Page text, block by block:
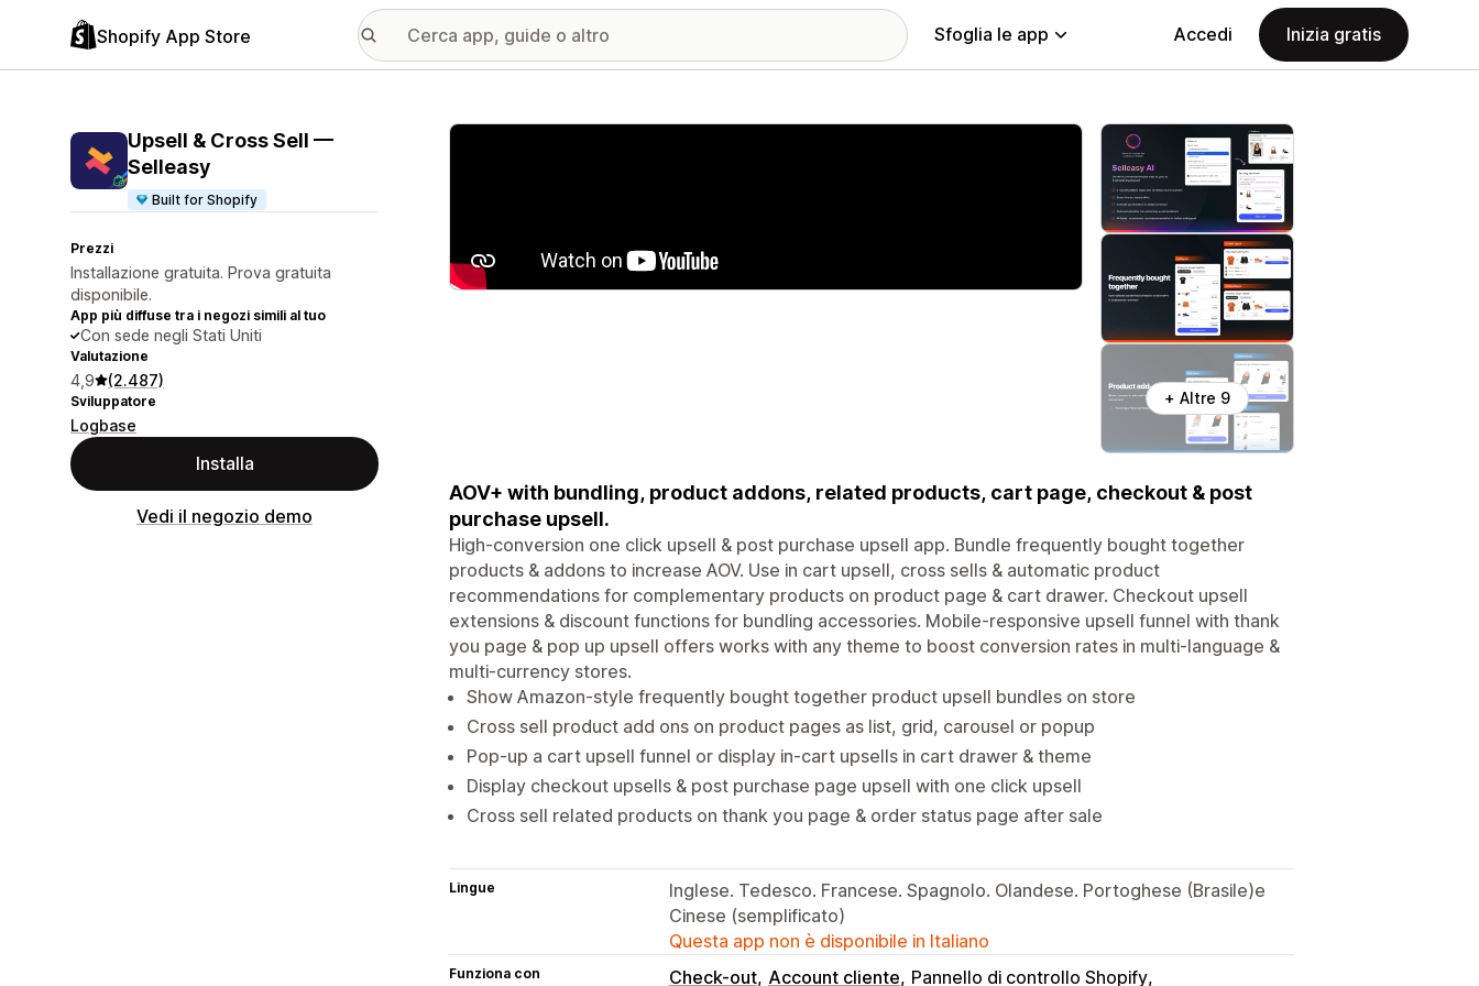
Shopify App Store Sfoglia le app Accedi Inizia gratis
Upsell & Cross Sell —
Selleasy
Built for Shopify
Prezzi
Installazione gratuita. Prova gratuita
disponibile.
App più diffuse tra i negozi simili al tuo
Con sede negli Stati Uniti
Valutazione
4,9 (2.487)
Sviluppatore
Logbase
Installa
Vedi il negozio demo
Galleria immagini in evidenza
+ Altre 9
AOV+ with bundling, product addons, related products, cart page, checkout & post
purchase upsell.
High-conversion one click upsell & post purchase upsell app. Bundle frequently bought together
products & addons to increase AOV. Use in cart upsell, cross sells & automatic product
recommendations for complementary products on product page & cart drawer. Checkout upsell
extensions & discount functions for bundling accessories. Mobile-responsive upsell funnel with thank
you page & pop up upsell offers works with any theme to boost conversion rates in multi-language &
multi-currency stores.
Show Amazon-style frequently bought together product upsell bundles on store
Cross sell product add ons on product pages as list, grid, carousel or popup
Pop-up a cart upsell funnel or display in-cart upsells in cart drawer & theme
Display checkout upsells & post purchase page upsell with one click upsell
Cross sell related products on thank you page & order status page after sale
Lingue
Inglese. Tedesco. Francese. Spagnolo. Olandese. Portoghese (Brasile)e
Cinese (semplificato)
Questa app non è disponibile in Italiano
Funziona con Check-out Account cliente Pannello di controllo Shopify